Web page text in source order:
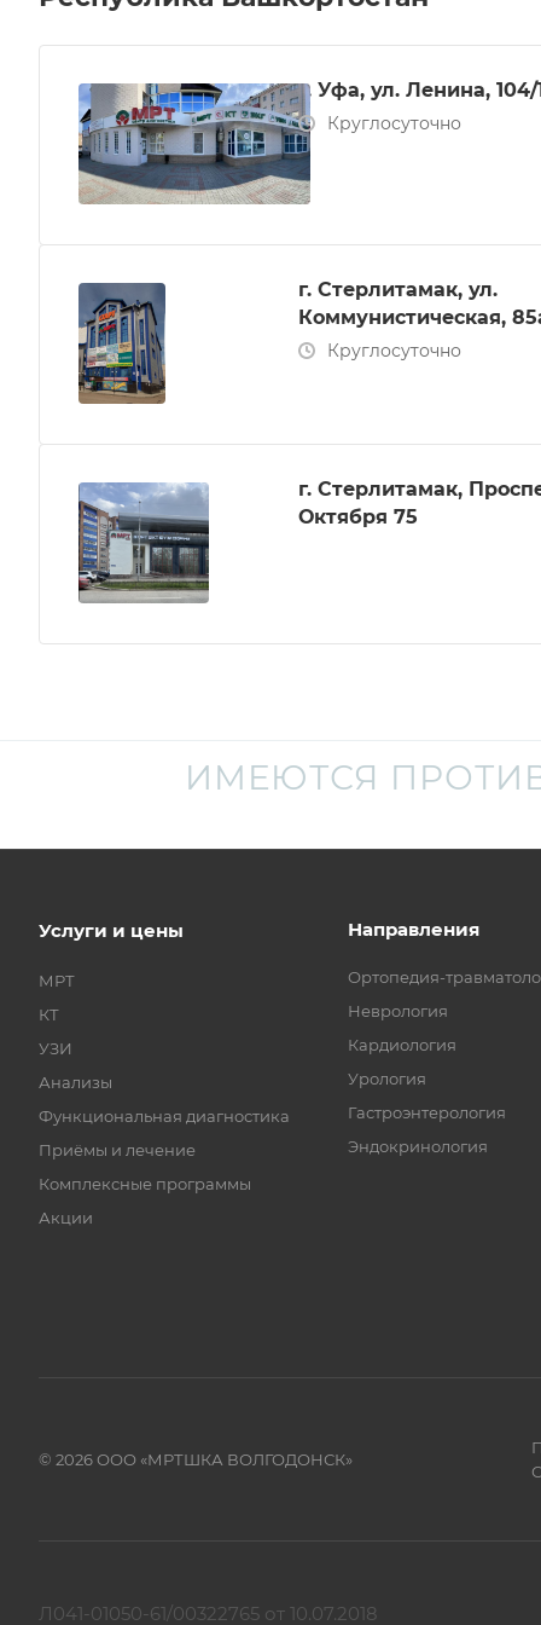
г. Уфа, ул. Ленина, 104/
Круглосуточно
г. Стерлитамак, ул.
Коммунистическая,
Круглосуточно
г. Стерлитамак,
Октября 75
ИМЕЮТСЯ
Услуги и цены
МРТ
КТ
УЗИ
Анализы
Функциональная диагностика
Приёмы и лечение
Комплексные программы
Акции
Направления
Ортопедия-
Неврология
Кардиология
Урология
Гастроэнтерология
Эндокринология
© 2026 ООО «МРТШКА ВОЛГОДОНСК»
Л041-01050-61/00322765 от 10.07.2018